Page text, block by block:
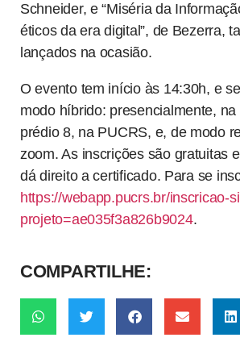
Schneider, e “Miséria da
éticos da era digital”, de Bezerra,
lançados na ocasião.
O evento tem início às 14:30h, e
modo híbrido: presencialmente,
prédio 8, na PUCRS, e, de modo
zoom. As inscrições são gratuitas
dá direito a certificado. Para se
https://webapp.pucrs.br/inscricao-
projeto=ae035f3a826b9024.
COMPARTILHE: